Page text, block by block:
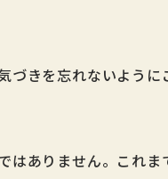
きを忘れないよう
ありません。これ